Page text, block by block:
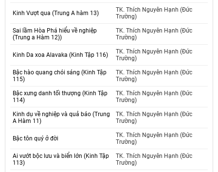
Kinh Vượt qua (Trung A hàm 13)
TK. Thích Nguyên Hạnh (Đức
Trường)
Sai lầm Hòa Phá hiểu về nghiệp
(Trung a Hàm 12))
TK. Thích Nguyên Hạnh (Đức
Trường)
Kinh Da xoa Alavaka (Kinh Tập 116)
TK. Thích Nguyên Hạnh (Đức
Trường)
Bậc hào quang chói sáng (Kinh Tập
115)
TK. Thích Nguyên Hạnh (Đức
Trường)
Bậc xưng danh tối thượng (Kinh Tập
114)
TK. Thích Nguyên Hạnh (Đức
Trường)
Kinh dụ về nghiệp và quả báo (Trung
A Hàm 11)
TK. Thích Nguyên Hạnh (Đức
Trường)
Bậc tôn quý ở đời
TK. Thích Nguyên Hạnh (Đức
Trường)
Ai vướt bộc lưu và biển lớn (Kinh Tập
113)
TK. Thích Nguyên Hạnh (Đức
Trường)